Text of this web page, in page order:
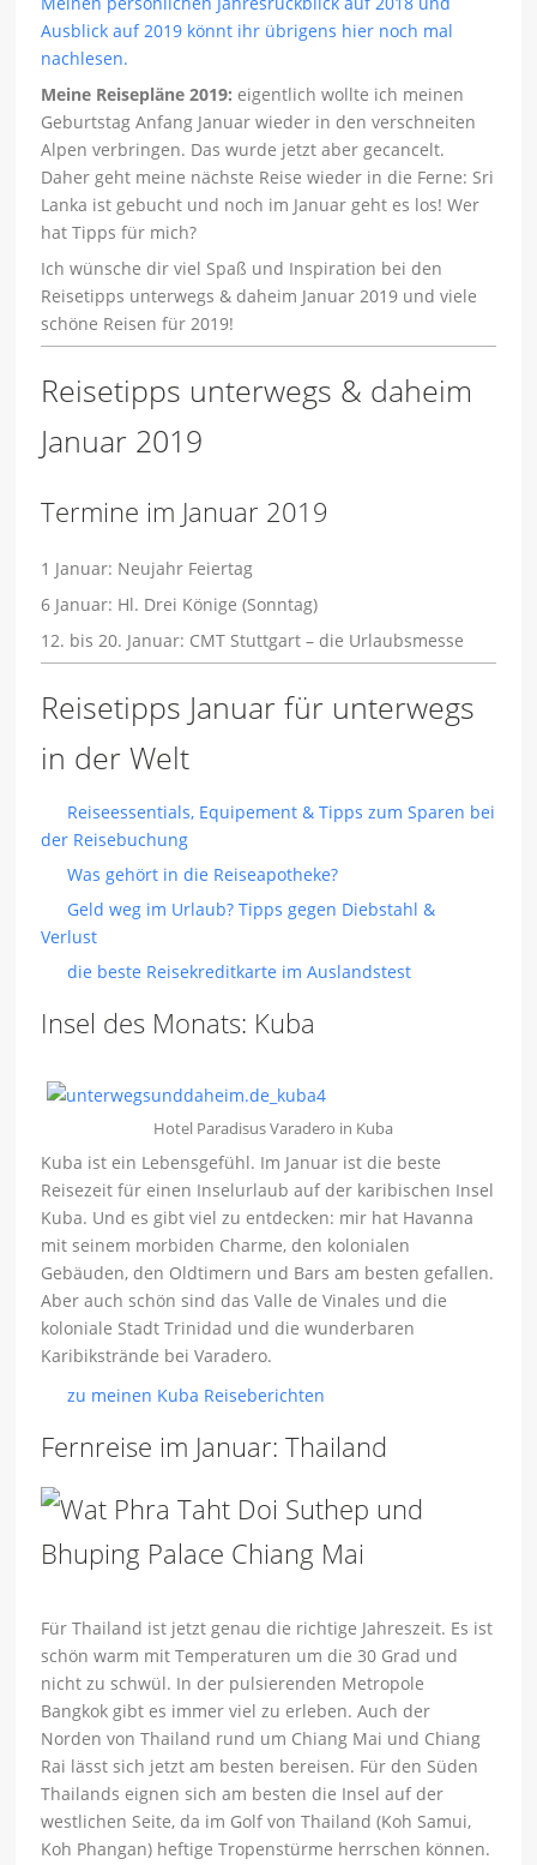
Ausblick auf 2019 könnt ihr übrigens hier noch mal
nachlesen.
Meine Reisepläne 2019: eigentlich wollte ich meinen
Geburtstag Anfang Januar wieder in den verschneiten
Alpen verbringen. Das wurde jetzt aber gecancelt.
Daher geht meine nächste Reise wieder in die Ferne: Sri
Lanka ist gebucht und noch im Januar geht es los! Wer
hat Tipps für mich?
Ich wünsche dir viel Spaß und Inspiration bei den
Reisetipps unterwegs & daheim Januar 2019 und viele
schöne Reisen für 2019!
Reisetipps unterwegs & daheim
Januar 2019
Termine im Januar 2019
1 Januar: Neujahr Feiertag
6 Januar: Hl. Drei Könige (Sonntag)
12. bis 20. Januar: CMT Stuttgart – die Urlaubsmesse
Reisetipps Januar für unterwegs
in der Welt
Reiseessentials, Equipement & Tipps zum Sparen bei
der Reisebuchung
Was gehört in die Reiseapotheke?
Geld weg im Urlaub? Tipps gegen Diebstahl &
Verlust
die beste Reisekreditkarte im Auslandstest
Insel des Monats: Kuba
Hotel Paradisus Varadero in Kuba
Kuba ist ein Lebensgefühl. Im Januar ist die beste
Reisezeit für einen Inselurlaub auf der karibischen Insel
Kuba. Und es gibt viel zu entdecken: mir hat Havanna
mit seinem morbiden Charme, den kolonialen
Gebäuden, den Oldtimern und Bars am besten gefallen.
Aber auch schön sind das Valle de Vinales und die
koloniale Stadt Trinidad und die wunderbaren
Karibikstrände bei Varadero.
zu meinen Kuba Reiseberichten
Fernreise im Januar: Thailand
Für Thailand ist jetzt genau die richtige Jahreszeit. Es ist
schön warm mit Temperaturen um die 30 Grad und
nicht zu schwül. In der pulsierenden Metropole
Bangkok gibt es immer viel zu erleben. Auch der
Norden von Thailand rund um Chiang Mai und Chiang
Rai lässt sich jetzt am besten bereisen. Für den Süden
Thailands eignen sich am besten die Insel auf der
westlichen Seite, da im Golf von Thailand (Koh Samui,
Koh Phangan) heftige Tropenstürme herrschen können.